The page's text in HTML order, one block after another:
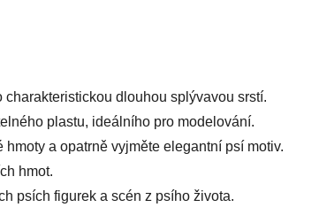
dlouhou splývavou srstí.
plastu, ideálního pro modelování.
a opatrně vyjměte elegantní psí motiv.
hmot.
psích figurek a scén z psího života.